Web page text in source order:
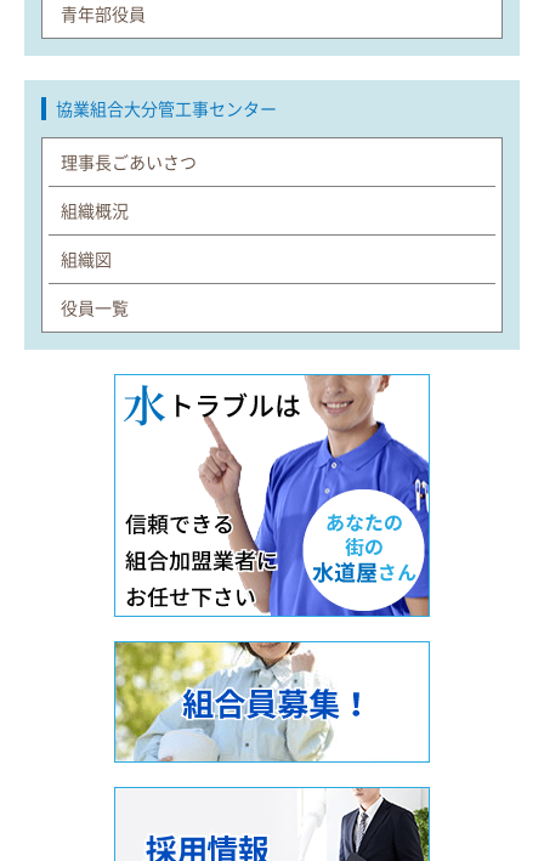
青年部役員
協業組合大分管工事センター
理事長ごあいさつ
組織概況
組織図
役員一覧